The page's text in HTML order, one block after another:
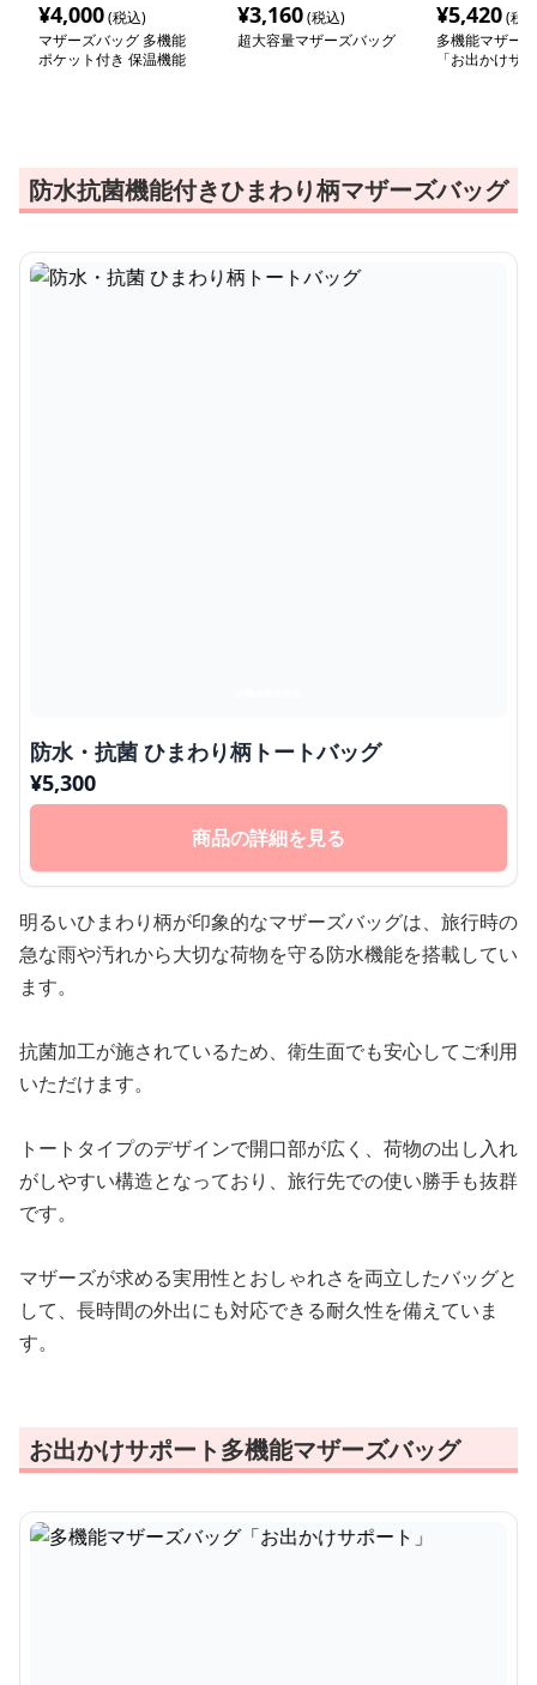
¥4,000(税込)
マザーズバッグ 多機能
ポケット付き 保温機能
¥3,160(税込)
超大容量マザーズバッグ
¥5,420(税
多機能マザー
「お出かけサ
防水抗菌機能付きひまわり柄マザーズバッグ
防水・抗菌 ひまわり柄トートバッグ
¥5,300
商品の詳細を見る
明るいひまわり柄が印象的なマザーズバッグは、旅行時の
急な雨や汚れから大切な荷物を守る防水機能を搭載してい
ます。
抗菌加工が施されているため、衛生面でも安心してご利用
いただけます。
トートタイプのデザインで開口部が広く、荷物の出し入れ
がしやすい構造となっており、旅行先での使い勝手も抜群
です。
マザーズが求める実用性とおしゃれさを両立したバッグと
して、長時間の外出にも対応できる耐久性を備えていま
す。
お出かけサポート多機能マザーズバッグ